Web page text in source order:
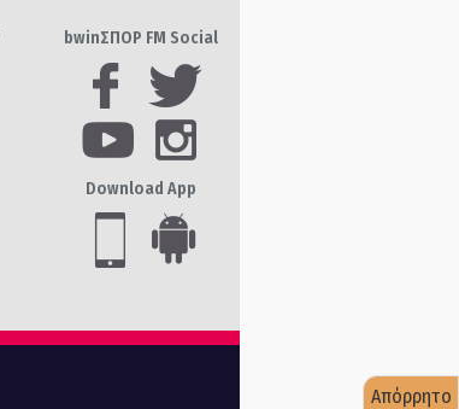
bwinΣΠΟΡ FM Social
Download App
Απόρρητο